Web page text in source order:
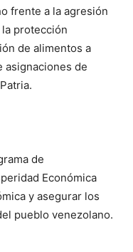
frente a la agresión
protección
de alimentos a
asignaciones de
de
Económica
y asegurar los
pueblo venezolano.